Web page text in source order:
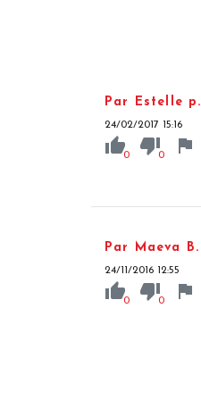
Par Estelle p.
24/02/2017 15:16
thumb_up0 thumb_down0 flag
Par Maeva B.
24/11/2016 12:55
thumb_up0 thumb_down0 flag